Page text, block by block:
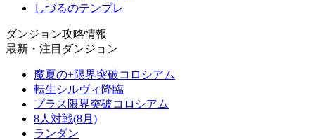
しづるのテンプレ
ダンジョン攻略情報
最新・注目ダンジョン
魔夏の+限界突破コロシアム
転生シルヴィ降臨
プラス限界突破コロシアム
8人対戦(8月)
ランダン